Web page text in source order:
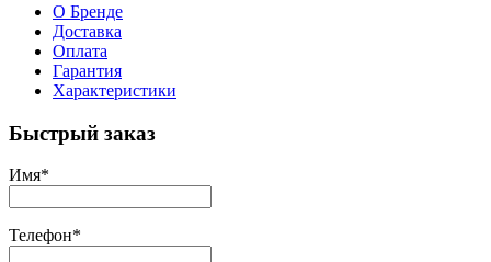
О Бренде
Доставка
Оплата
Гарантия
Характеристики
Быстрый заказ
Имя*
Телефон*